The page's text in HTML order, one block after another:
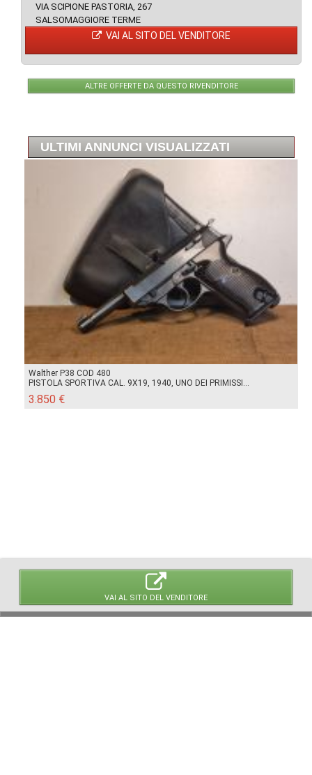
VAI AL SITO DEL VENDITORE
VIA SCIPIONE PASTORIA, 267
SALSOMAGGIORE TERME
VAI AL SITO DEL VENDITORE
ALTRE OFFERTE DA QUESTO RIVENDITORE
ULTIMI ANNUNCI VISUALIZZATI
Walther P38 COD 480
PISTOLA SPORTIVA CAL. 9X19, 1940, UNO DEI PRIMISSI...
3.850 €